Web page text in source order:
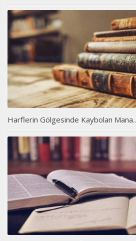
Harflerin Gölgesinde Kaybolan Mana..